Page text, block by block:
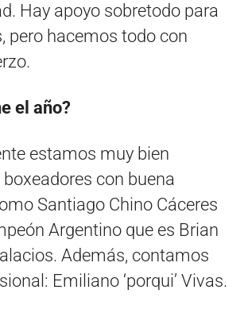
Hay apoyo sobretodo para
pero hacemos todo con
el año?
estamos muy bien
con buena
Santiago Chino Cáceres
Argentino que es Brian
Además, contamos
Emiliano ‘porqui’ Vivas.